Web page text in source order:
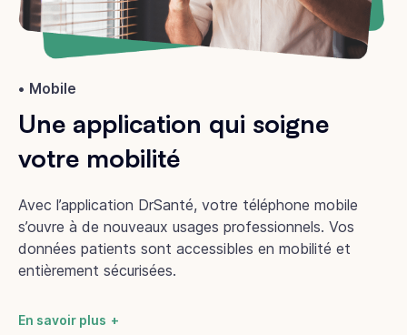
Mobile
Une application qui soigne
votre mobilité
Avec l’application DrSanté, votre téléphone mobile
s’ouvre à de nouveaux usages professionnels. Vos
données patients sont accessibles en mobilité et
entièrement sécurisées.
En savoir plus